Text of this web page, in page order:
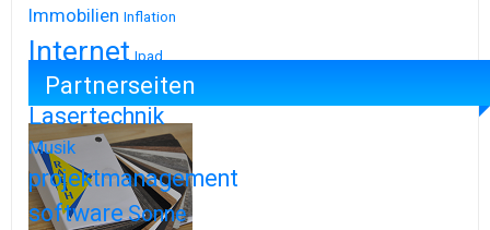
Immobilien Inflation
Internet Ipad
Iphone
Lasertechnik
Musik
projektmanagement
softwareSonne
Partnerseiten